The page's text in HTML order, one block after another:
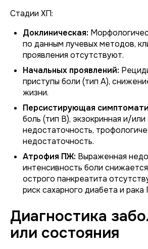
Стадии ХП:
Доклиническая:
по данным лучевых методов,
проявления отсутствуют.
Начальных проявлений:
приступы боли (тип А),
жизни.
Персистирующая
боль (тип В), экзокринная и/
недостаточность,
недостаточность.
Атрофия ПЖ: Выраженная
интенсивность боли
острого панкреатита
риск сахарного диабета и рака
Диагностика
или состояния